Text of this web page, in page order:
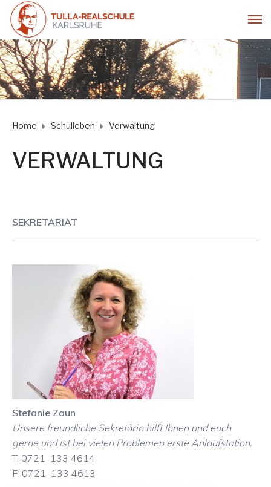
Home Schulleben Verwaltung
VERWALTUNG
SEKRETARIAT
Stefanie Zaun
Unsere freundliche Sekretärin hilft Ihnen und euch
gerne und ist bei vielen Problemen erste Anlaufstation.
T. 0721 133 4614
F: 0721 133 4613